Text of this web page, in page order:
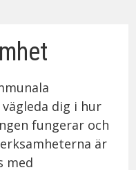
dig i hur
fungerar och
är
med